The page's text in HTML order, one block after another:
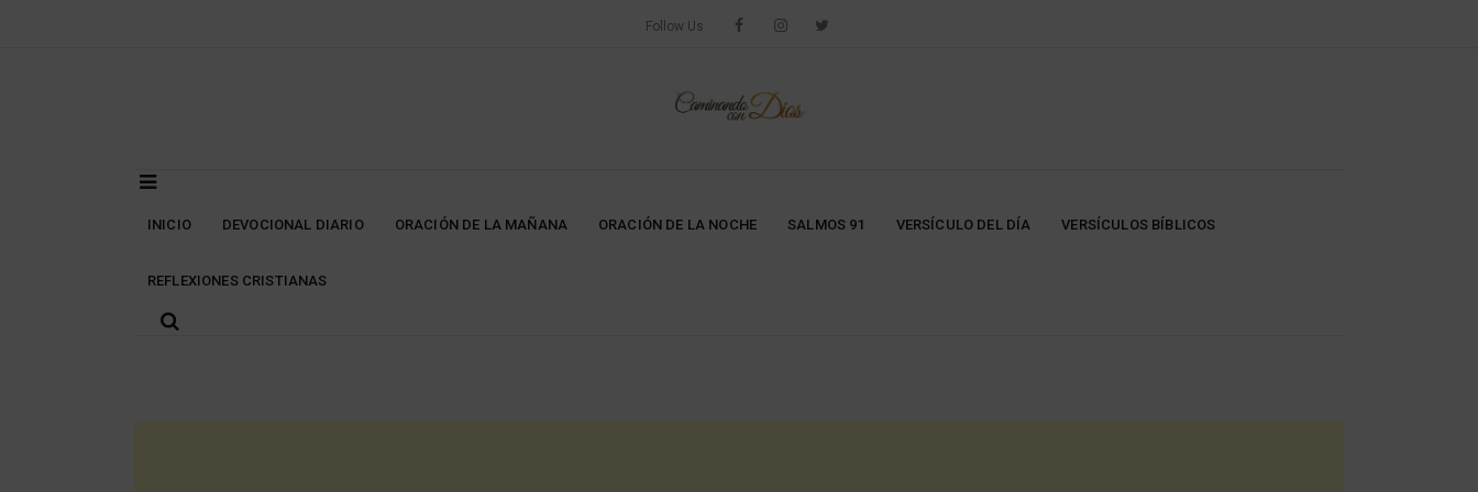
Follow Us
INICIO DEVOCIONAL DIARIO ORACIÓN DE LA MAÑANA ORACIÓN DE LA NOCHE SALMOS 91 VERSÍCULO DEL DÍA VERSÍCULOS BÍBLICOS
REFLEXIONES CRISTIANAS